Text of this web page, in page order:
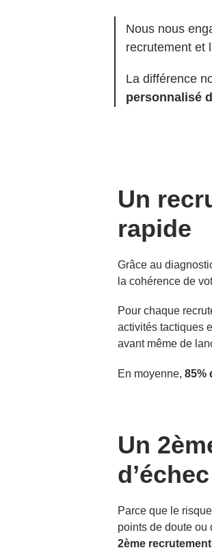
Nous nous
recrutement et
La différence
personnalisé
Un
rapide
Grâce au
la cohérence de
Pour chaque
activités tactiques
avant même de
En moyenne, 85%
Un
d’échec
Parce que le
points de doute ou
2ème